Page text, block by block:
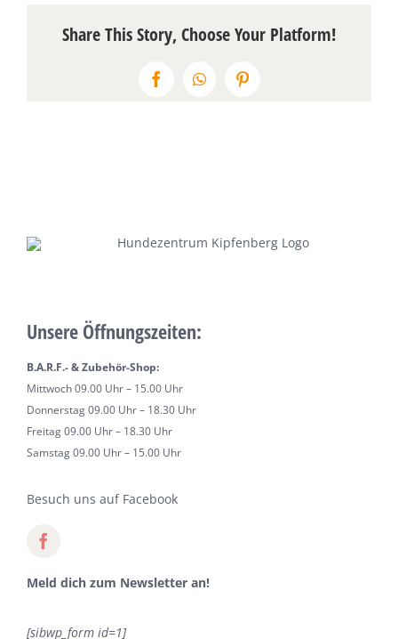
Öffnungszeiten
Share This Story, Choose Your Platform!
FacebookWhatsAppPinterest
Unsere Öffnungszeiten:
B.A.R.F.- & Zubehör-Shop:
Mittwoch 09.00 Uhr – 15.00 Uhr
Donnerstag 09.00 Uhr – 18.30 Uhr
Freitag 09.00 Uhr – 18.30 Uhr
Samstag 09.00 Uhr – 15.00 Uhr
Besuch uns auf Facebook
Meld dich zum Newsletter an!
[sibwp_form id=1]